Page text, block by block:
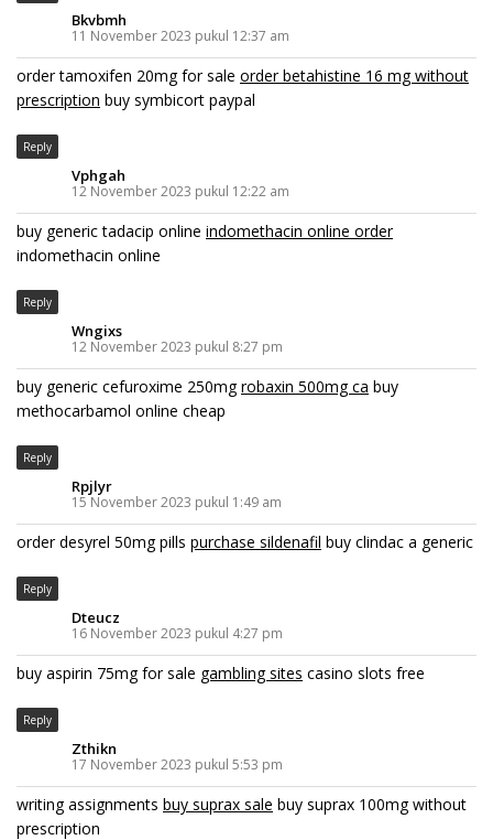
Bkvbmh
11 November 2023 pukul 12:37 am
order tamoxifen 20mg for sale order betahistine 16 mg without
prescription buy symbicort paypal
Reply
Vphgah
12 November 2023 pukul 12:22 am
buy generic tadacip online indomethacin online order
indomethacin online
Reply
Wngixs
12 November 2023 pukul 8:27 pm
buy generic cefuroxime 250mgrobaxin 500mg ca buy
methocarbamol online cheap
Reply
Rpjlyr
15 November 2023 pukul 1:49 am
order desyrel 50mg pills purchase sildenafil buy clindac a generic
Reply
Dteucz
16 November 2023 pukul 4:27 pm
buy aspirin 75mg for sale gambling sites casino slots free
Reply
Zthikn
17 November 2023 pukul 5:53 pm
writing assignments buy suprax sale buy suprax 100mg without
prescription